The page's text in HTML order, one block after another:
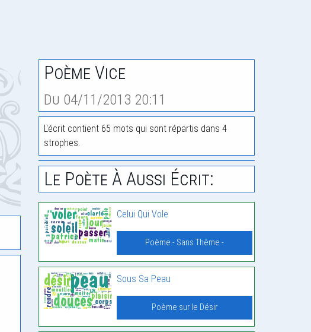
Poème Vice
Du 04/11/2013 20:11
L'écrit contient 65 mots qui sont répartis dans 4
strophes.
Le Poète À Aussi Écrit:
Celui Qui Vole
Poème - Sans Thème -
Sous Sa Peau
Poème sur le Désir